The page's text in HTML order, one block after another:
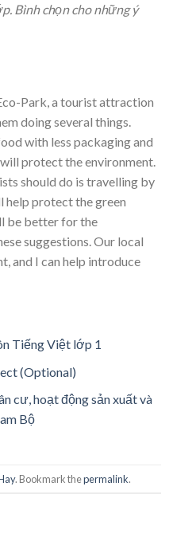
Bình chọn cho những ý
Park, a tourist attraction
doing several things.
with less packaging and
protect the environment.
should do is travelling by
help protect the green
be better for the
suggestions. Our local
and I can help introduce
Tiếng Việt lớp 1
(Optional)
cư, hoạt động sản xuất và
Bộ
. Bookmark thepermalink.